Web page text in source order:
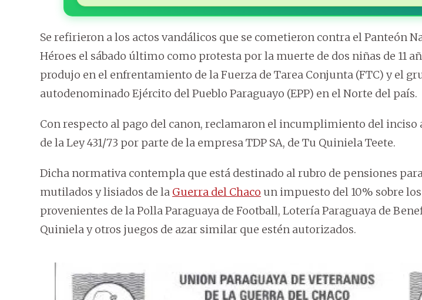
Se refirieron a los actos vandálicos que se cometieron contra el Panteón
Héroes el sábado último como protesta por la muerte de dos niñas de 11
produjo en el enfrentamiento de la Fuerza de Tarea Conjunta (FTC) y el
autodenominado Ejército del Pueblo Paraguayo (EPP) en el Norte del país.
Con respecto al pago del canon, reclamaron el incumplimiento del inciso
de la Ley 431/73 por parte de la empresa TDP SA, de Tu Quiniela Teete.
Dicha normativa contempla que está destinado al rubro de pensiones
mutilados y lisiados de la Guerra del Chaco un impuesto del 10% sobre
provenientes de la Polla Paraguaya de Football, Lotería Paraguaya de
Quiniela y otros juegos de azar similar que estén autorizados.